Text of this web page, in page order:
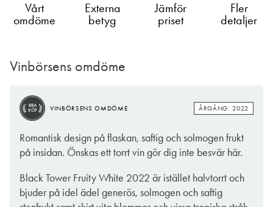
Vårt
omdöme
Externa
betyg
Jämför
priset
Fler
detaljer
Vinbörsens omdöme
BRA
KÖP
VINBÖRSENS OMDÖME ÅRGÅNG: 2022
Romantisk design på flaskan, saftig och solmogen frukt
på insidan. Önskas ett torrt vin gör dig inte besvär här.
Black Tower Fruity White 2022 är istället halvtorrt och
bjuder på idel ädel generös, solmogen och saftig
BRA
KÖP
VINBÖRSENS OMDÖME
Müller-Thurgau. Denna druva togs fram i slutet av 1800-talet
genom att man korsade två olika druvor, nämligen riesling och
silvaner för att få fram en druva med de bästa egenskaperna av
de båda druvorna. I mer än 50 år har Black Tower producerat
viner och är Tysklands ledande varumärke inom vin. Black